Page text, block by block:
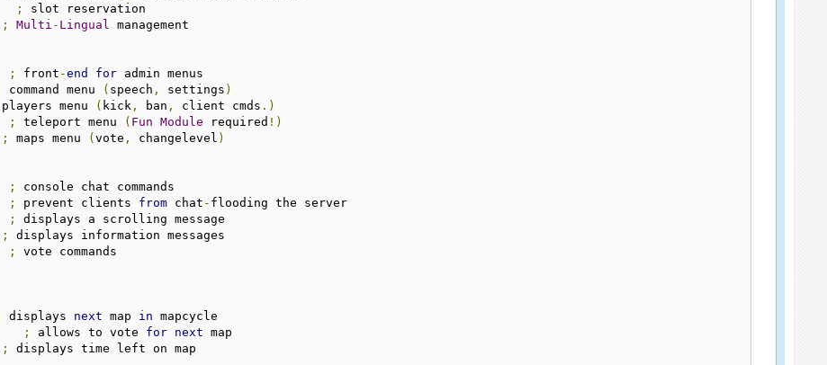
;
slot reservation
; Multi - Lingual management
; front -end for admin menus
command menu ( speech , settings )
players menu ( kick , ban , client cmds .)
; teleport menu ( Fun Module required !)
; maps menu (vote , changelevel )
;
console chat commands
; prevent clients from chat - flooding the server
;
displays a scrolling message
;
displays information messages
; vote commands
displays next map in
; allows to vote for next map
; displays time left on map